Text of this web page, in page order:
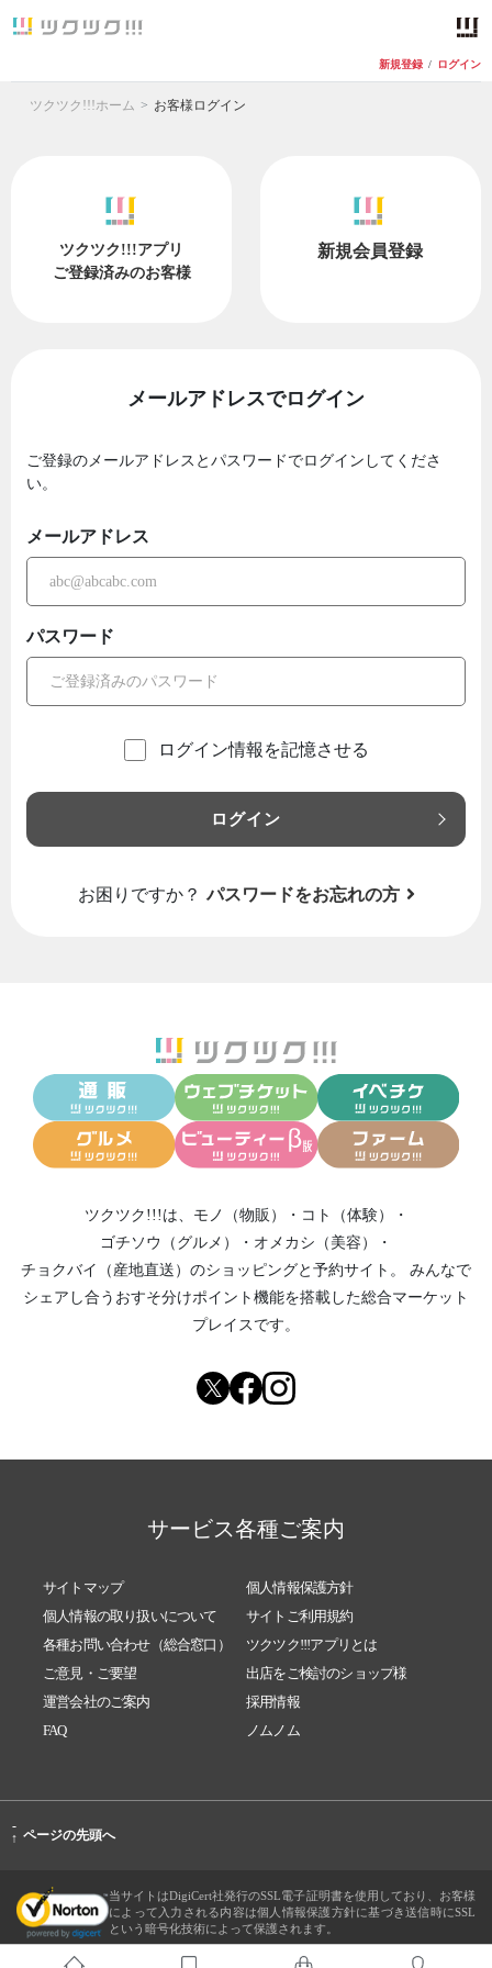
新規登録 / ログイン
ツクツク!!!ホーム お客様ログイン
ツクツク!!!アプリ
ご登録済みのお客様
新規会員登録
メールアドレスでログイン
ご登録のメールアドレスとパスワードでログインしてくださ
い。
メールアドレス
パスワード
ログイン情報を記憶させる
ログイン
お困りですか？ パスワードをお忘れの方
ツクツク!!!は、 モノ（物販） ・ コト（体験）
・
ゴチソウ（グルメ）
・ オメカシ（美容）
・
チョクバイ（産地直送） のショッピングと予約サイト。
みんなで
シェアし合う おすそ分けポイント機能を搭載した総合マーケット
プレイスです。
サービス各種ご案内
サイトマップ
個人情報保護方針
個人情報の取り扱いについて
サイトご利用規約
各種お問い合わせ（総合窓口）
ツクツク!!!アプリとは
ご意見・ご要望
出店をご検討のショップ様
運営会社のご案内
採用情報
FAQ
ノムノム
-
↑ ページの先頭へ
当サイトはDigiCert社発行のSSL電子証明書を使用しており、お客様
によって入力される内容は個人情報保護方針に基づき送信時にSSL
という暗号化技術によって保護されます。